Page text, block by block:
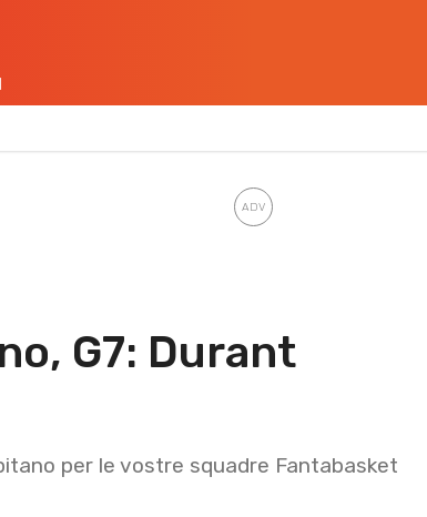
G7: Durant
per le vostre squadre Fantabasket